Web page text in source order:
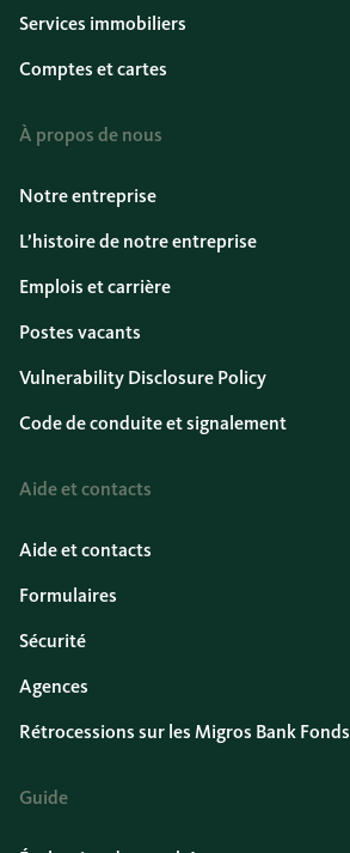
Services immobiliers
Comptes et cartes
À propos de nous
Notre entreprise
L’histoire de notre entreprise
Emplois et carrière
Postes vacants
Vulnerability Disclosure Policy
Code de conduite et signalement
Aide et contacts
Aide et contacts
Formulaires
Sécurité
Agences
Rétrocessions sur les Migros Bank Fonds
Guide